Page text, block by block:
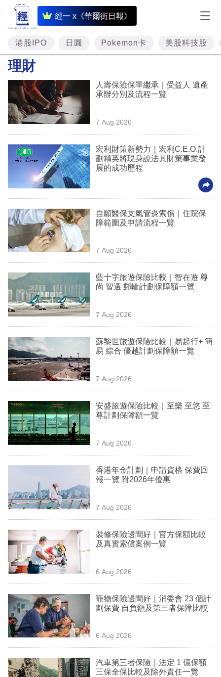
經一 x《華爾街日報》
即
時
財
經
題
投
資
樓
市
理
商
業
科
技
職
場
生
時
事
欄
訂
閱
區
港股IPO 日圓 Pokemon卡 美股科技股
理財
人壽保險保單繼承｜受益人 遺產
承辦分別及流程一覽
7 Aug 2026
宏利財策新勢力｜宏利C.E.O.計
劃精英將現身說法其財策事業發
展的成功歷程
自願醫保支氣管炎索償｜住院保
障範圍及申請流程一覽
7 Aug 2026
藍十字旅遊保險比較｜智在遊 尊
尚 智選 郵輪計劃保障額一覽
7 Aug 2026
蘇黎世旅遊保險比較｜易起行+ 簡
易 綜合 優越計劃保障額一覽
7 Aug 2026
安盛旅遊保險比較｜至樂 至悠 至
尊計劃保障額一覽
7 Aug 2026
香港年金計劃｜申請資格 保費回
報一覽 附2026年優惠
7 Aug 2026
裝修保險邊間好｜官方保額比較
及真實索償案例一覽
6 Aug 2026
寵物保險邊間好｜消委會 23 個計
劃保費 自負額及第三者保障比較
6 Aug 2026
汽車第三者保險｜法定 1 億保額
三保全保比較及除外責任一覽